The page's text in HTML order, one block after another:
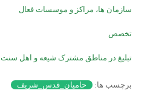
سازمان ها، مراکز و موسسات فعال
تخصص
تبلیغ در مناطق مشترک شیعه و اهل سنت
برچسب ها: حامیان_قدس_شریف